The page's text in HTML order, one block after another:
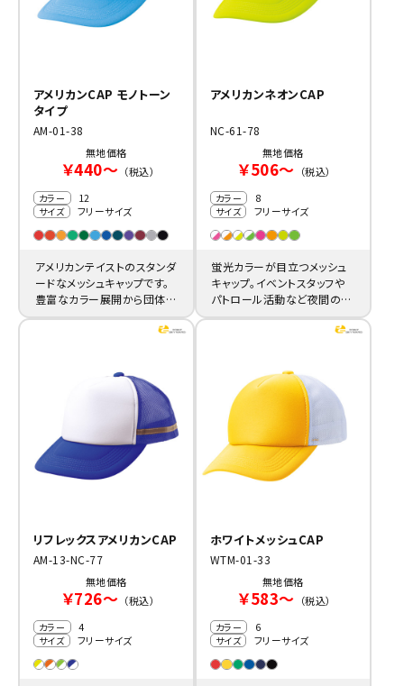
アメリカンCAP モノトーン
タイプ
AM-01-38
無地価格
￥440～ （税込）
カラー 12
サイズ フリーサイズ
アメリカンテイストのスタンダ
ードなメッシュキャップです。
豊富なカラー展開から団体・
アメリカンネオンCAP
NC-61-78
無地価格
￥506～ （税込）
カラー 8
サイズ フリーサイズ
蛍光カラーが目立つメッシュ
キャップ。イベントスタッフや
パトロール活動など夜間の活
リフレックスアメリカンCAP
AM-13-NC-77
無地価格
￥726～ （税込）
カラー 4
サイズ フリーサイズ
ホワイトメッシュCAP
WTM-01-33
無地価格
￥583～ （税込）
カラー 6
サイズ フリーサイズ